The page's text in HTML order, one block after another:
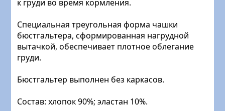
к груди во время кормления.
Специальная треугольная форма чашки
бюстгальтера, сформированная нагрудной
вытачкой, обеспечивает плотное облегание
груди.
Бюстгальтер выполнен без каркасов.
Состав: хлопок 90%; эластан 10%.